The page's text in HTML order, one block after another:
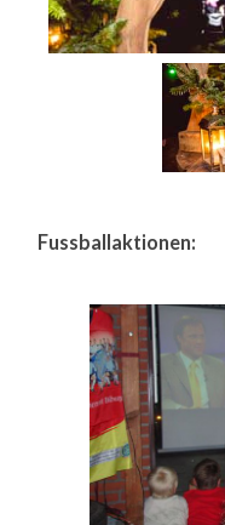
Fussballaktionen: